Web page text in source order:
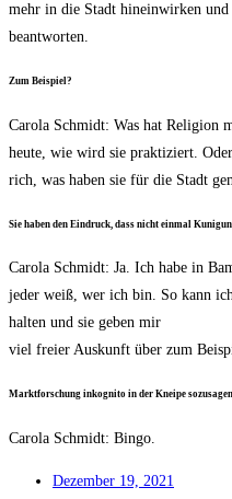
mehr in die Stadt hin­ein­wir­ken und
beantworten.
Zum Bei­spiel?
Caro­la Schmidt: Was hat Reli­gi­on
heu­te, wie wird sie prak­ti­ziert.
rich, was haben sie für die Stadt
Sie haben den Ein­druck, dass nicht ein­mal
Caro­la Schmidt: Ja. Ich habe in
jeder weiß, wer ich bin. So kann
hal­ten und sie geben mir
viel frei­er Aus­kunft über zum
Markt­for­schung inko­gni­to in der Knei­pe
Caro­la Schmidt: Bingo.
Dezem­ber 19, 2021